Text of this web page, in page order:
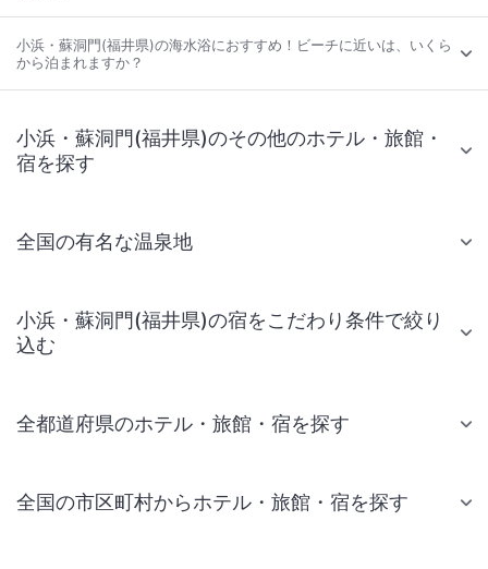
小浜・蘇洞門(福井県)の海水浴におすすめ！ビーチに近いは、いくら
から泊まれますか？
小浜・蘇洞門(福井県)のその他のホテル・旅館・
宿を探す
全国の有名な温泉地
小浜・蘇洞門(福井県)の宿をこだわり条件で絞り
込む
全都道府県のホテル・旅館・宿を探す
全国の市区町村からホテル・旅館・宿を探す